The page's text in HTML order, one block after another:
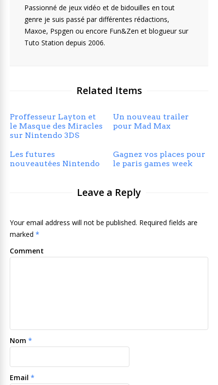
Passionné de jeux vidéo et de bidouilles en tout
genre je suis passé par différentes rédactions,
Maxoe, Pspgen ou encore Fun&Zen et blogueur sur
Tuto Station depuis 2006.
Related Items
Proffesseur Layton et
le Masque des Miracles
sur Nintendo 3DS
Un nouveau trailer
pour Mad Max
Les futures
nouveautées Nintendo
Gagnez vos places pour
le paris games week
Leave a Reply
Your email address will not be published. Required fields are
marked *
Comment
Nom *
Email *